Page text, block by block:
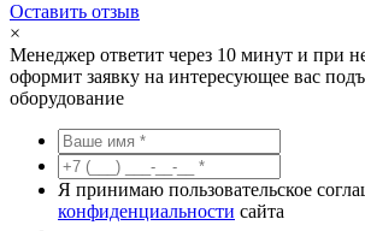
Оставить отзыв
×
Менеджер ответит через 10 минут и при
оформит заявку на интересующее вас
оборудование
Я принимаю пользовательское
конфиденциальности сайта